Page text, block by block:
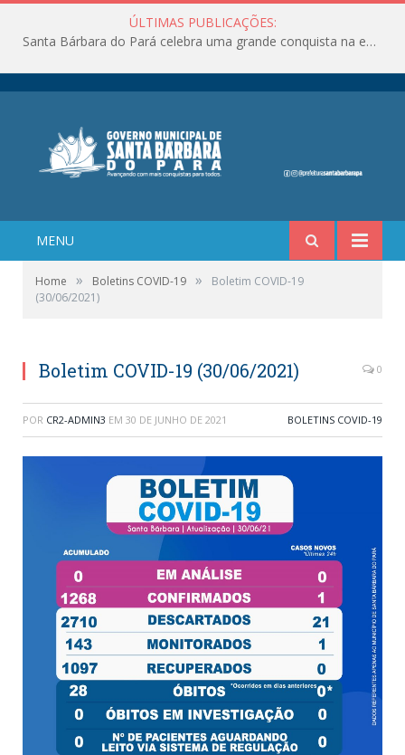
ÚLTIMAS PUBLICAÇÕES:
Santa Bárbara do Pará celebra uma grande conquista na educação!
MENU
Home » Boletins COVID-19 »
Boletim COVID-19
(30/06/2021)
Boletim COVID-19 (30/06/2021) 0
POR CR2-ADMIN3 EM 30 DE JUNHO DE 2021 BOLETINS COVID-19